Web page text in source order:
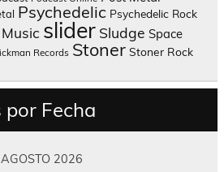
Psychedelic Psychedelic Rock
slider Sludge Space
Records Stoner Stoner Rock
Fecha
AGOSTO 2026